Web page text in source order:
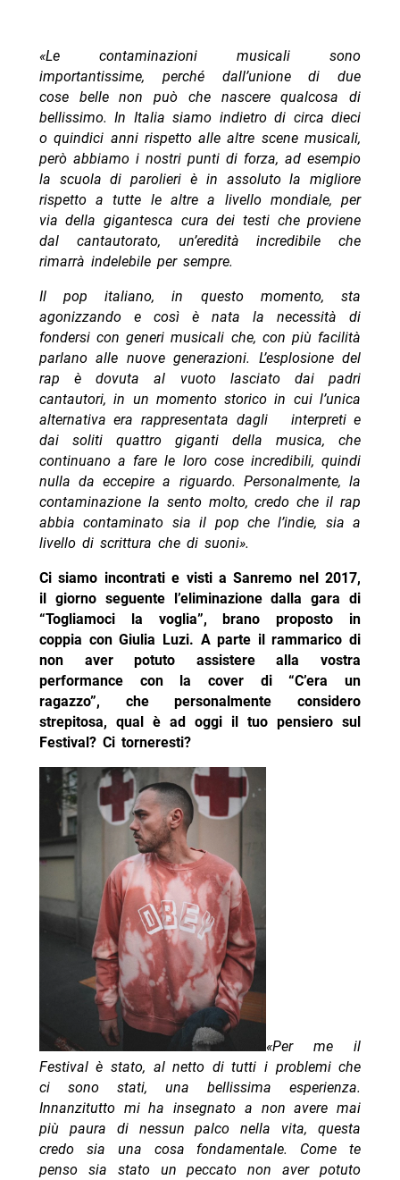
«Le contaminazioni musicali sono
importantissime, perché dall’unione di due
cose belle non può che nascere qualcosa di
bellissimo. In Italia siamo indietro di circa dieci
o quindici anni rispetto alle altre scene musicali,
però abbiamo i nostri punti di forza, ad esempio
la scuola di parolieri è in assoluto la migliore
rispetto a tutte le altre a livello mondiale, per
via della gigantesca cura dei testi che proviene
dal cantautorato, un’eredità incredibile che
rimarrà indelebile per sempre.
Il pop italiano, in questo momento, sta
agonizzando e così è nata la necessità di
fondersi con generi musicali che, con più facilità
parlano alle nuove generazioni. L’esplosione del
rap è dovuta al vuoto lasciato dai padri
cantautori, in un momento storico in cui l’unica
alternativa era rappresentata dagli interpreti e
dai soliti quattro giganti della musica, che
continuano a fare le loro cose incredibili, quindi
nulla da eccepire a riguardo. Personalmente, la
contaminazione la sento molto, credo che il rap
abbia contaminato sia il pop che l’indie, sia a
livello di scrittura che di suoni».
Ci siamo incontrati e visti a Sanremo nel 2017,
il giorno seguente l’eliminazione dalla gara di
“Togliamoci la voglia”, brano proposto in
coppia con Giulia Luzi. A parte il rammarico di
non aver potuto assistere alla vostra
performance con la cover di “C’era un
ragazzo”, che personalmente considero
strepitosa, qual è ad oggi il tuo pensiero sul
Festival? Ci torneresti?
«Per me il
Festival è stato, al netto di tutti i problemi che
ci sono stati, una bellissima esperienza.
Innanzitutto mi ha insegnato a non avere mai
più paura di nessun palco nella vita, questa
credo sia una cosa fondamentale. Come te
penso sia stato un peccato non aver potuto